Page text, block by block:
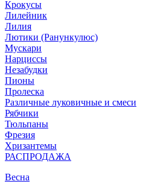
Крокусы
Лилейник
Лилия
Лютики (Ранункулюс)
Мускари
Нарцисcы
Незабудки
Пионы
Пролеска
Различные луковичные и смеси
Рябчики
Тюльпаны
Фрезия
Хризантемы
РАСПРОДАЖА
Весна